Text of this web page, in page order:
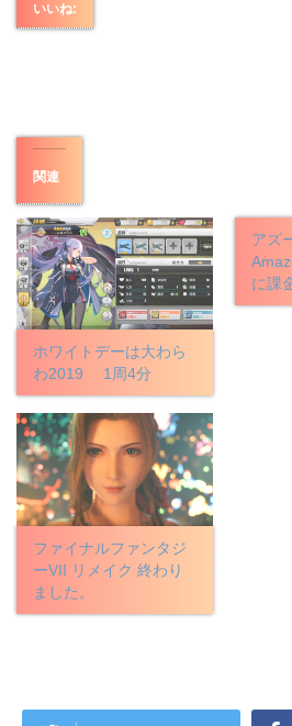
いいね:
関連
ホワイトデーは大わら
わ2019 1周4分
アズ
に課
ファイナルファンタジ
ーVII リメイク 終わり
ました。